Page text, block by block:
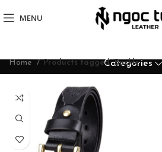
MENU
Categories
Home Products tagged “Buckle”